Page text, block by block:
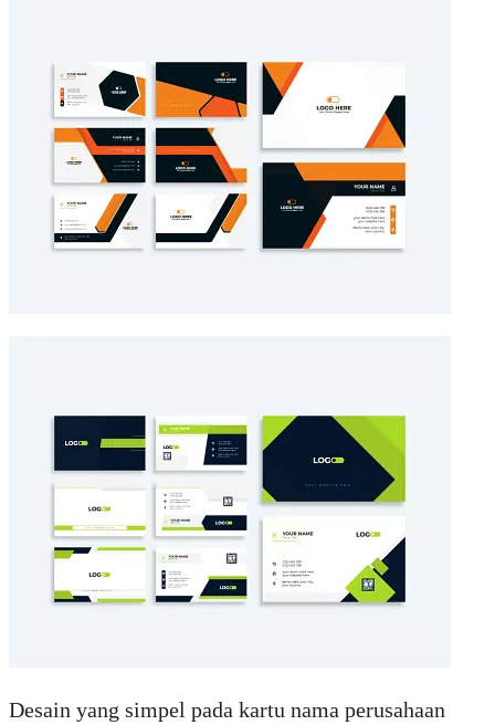
Desain yang simpel pada kartu nama perusahaan